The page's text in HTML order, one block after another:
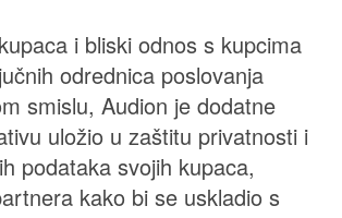
i bliski odnos s kupcima
odrednica poslovanja
smislu, Audion je dodatne
uložio u zaštitu privatnosti i
podataka svojih kupaca,
kako bi se uskladio s